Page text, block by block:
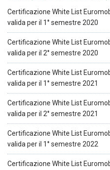
Certificazione White List
valida per il 1° semestre 2020
Certificazione White List
valida per il 2° semestre 2020
Certificazione White List
valida per il 1° semestre 2021
Certificazione White List
valida per il 2° semestre 2021
Certificazione White List
valida per il 1° semestre 2022
Certificazione White List